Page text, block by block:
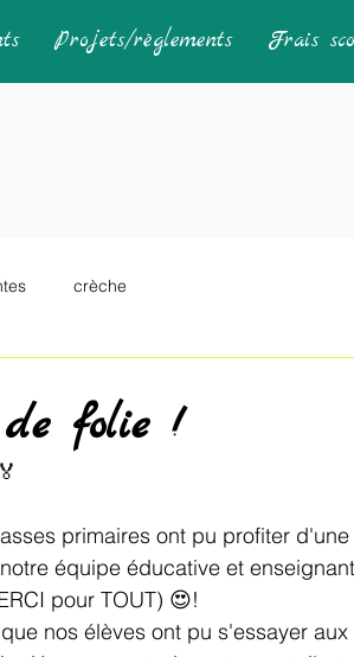
Projets/règlements Frais
crèche
de folie !
primaires ont pu profiter
équipe éducative et
pour TOUT) 😍!
nos élèves ont pu s'essayer